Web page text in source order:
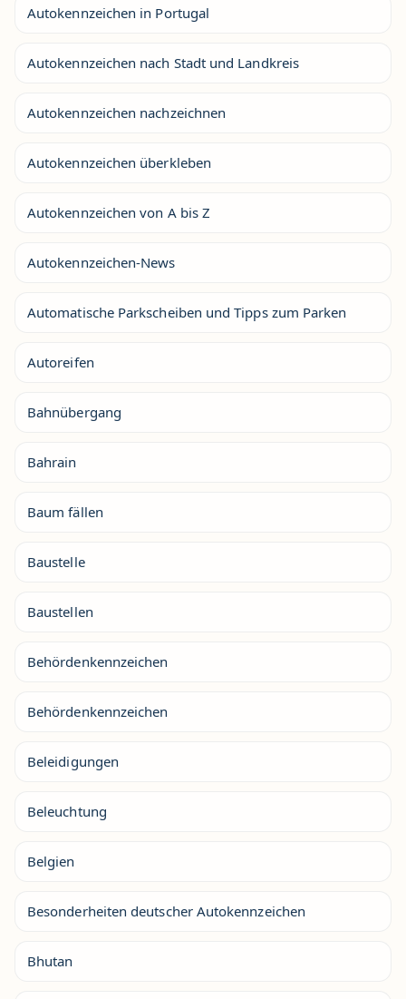
Autokennzeichen in Portugal
Autokennzeichen nach Stadt und Landkreis
Autokennzeichen nachzeichnen
Autokennzeichen überkleben
Autokennzeichen von A bis Z
Autokennzeichen-News
Automatische Parkscheiben und Tipps zum Parken
Autoreifen
Bahnübergang
Bahrain
Baum fällen
Baustelle
Baustellen
Behördenkennzeichen
Behördenkennzeichen
Beleidigungen
Beleuchtung
Belgien
Besonderheiten deutscher Autokennzeichen
Bhutan